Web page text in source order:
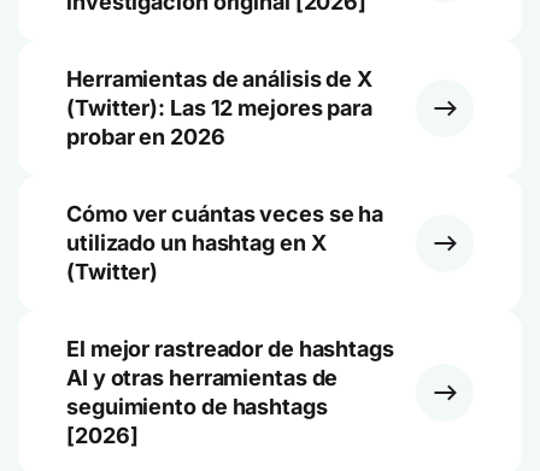
Herramientas de análisis de X
(Twitter): Las 12 mejores para
probar en 2026
Cómo ver cuántas veces se ha
utilizado un hashtag en X
(Twitter)
El mejor rastreador de hashtags
AI y otras herramientas de
seguimiento de hashtags
[2026]